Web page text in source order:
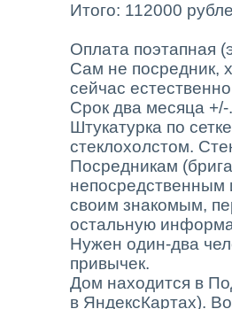
Итого: 112000
Оплата поэтапная
Сам не посредник,
сейчас
Срок два месяца +/-.
Штукатурка по
стеклохолстом.
Посредникам
своим знакомым,
остальную
Нужен один-два
привычек.
Дом находится в
в ЯндексКартах).